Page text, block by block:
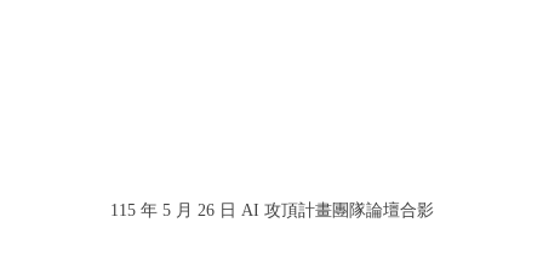
115 年 5 月 26 日 AI 攻頂計畫團隊論壇合影